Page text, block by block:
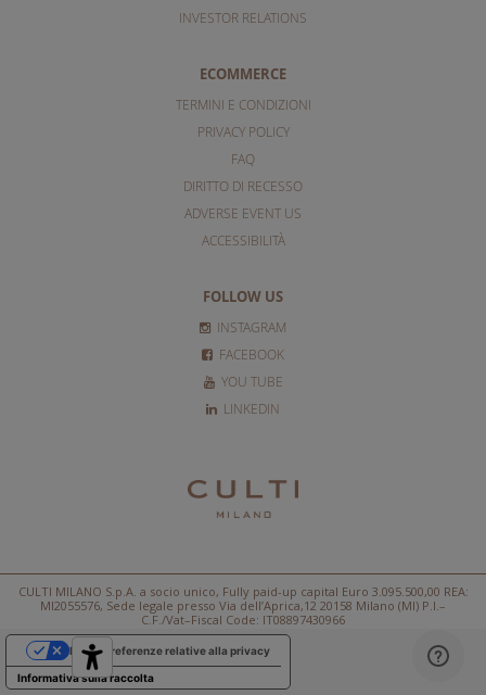
INVESTOR RELATIONS
ECOMMERCE
TERMINI E CONDIZIONI
PRIVACY POLICY
FAQ
DIRITTO DI RECESSO
ADVERSE EVENT US
ACCESSIBILITÀ
FOLLOW US
INSTAGRAM
FACEBOOK
YOU TUBE
LINKEDIN
CULTI MILANO S.p.A. a socio unico, Fully paid-up capital Euro 3.095.500,00 REA:
MI2055576, Sede legale presso Via dell’Aprica,12 20158 Milano (MI) P.I.–
C.F./Vat–Fiscal Code: IT08897430966
Informativa sulla raccolta
Le tue preferenze relative alla privacy